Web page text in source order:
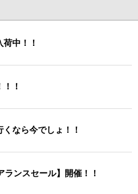
中！！
！
なら今でしょ！！
ンスセール】開催！！